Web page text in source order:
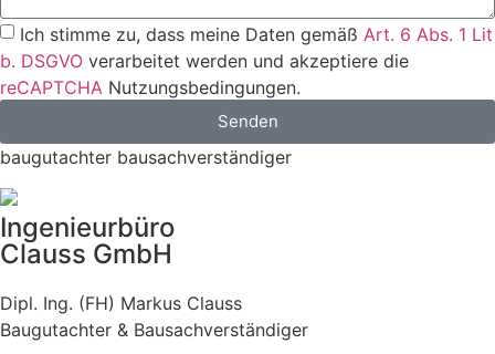
Ich stimme zu, dass meine Daten gemäß Art. 6 Abs. 1 Lit
b. DSGVO verarbeitet werden und akzeptiere die
reCAPTCHA Nutzungsbedingungen.
Senden
baugutachter bausachverständiger
Ingenieurbüro
Clauss GmbH
Dipl. Ing. (FH) Markus Clauss
Baugutachter & Bausachverständiger